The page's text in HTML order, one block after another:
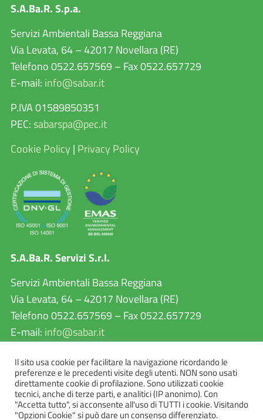
S.A.Ba.R. S.p.a.
Servizi Ambientali Bassa Reggiana
Via Levata, 64 – 42017 Novellara (RE)
Telefono 0522.657569 – Fax 0522.657729
E-mail: info@sabar.it
P.IVA 01589850351
PEC: sabarspa@pec.it
Cookie Policy | Privacy Policy
S.A.Ba.R. Servizi S.r.l.
Servizi Ambientali Bassa Reggiana
Via Levata, 64 – 42017 Novellara (RE)
Telefono 0522.657569 – Fax 0522.657729
E-mail: info@sabar.it
P.IVA 02460240357
PEC:sabarservizisrl@pec.it
Il sito usa cookie per facilitare la navigazione ricordando le
preferenze e le precedenti visite degli utenti. NON sono usati
direttamente cookie di profilazione. Sono utilizzati cookie
tecnici, anche di terze parti, e analitici (IP anonimo). Con
"Accetta tutto", si acconsente all'uso di TUTTI i cookie. Visitando
"Opzioni Cookie" si può dare un consenso differenziato.